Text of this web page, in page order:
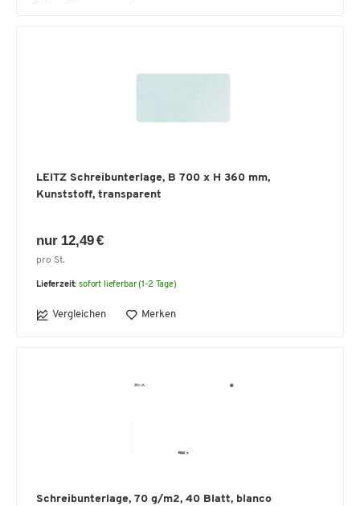
LEITZ Schreibunterlage, B 700 x H 360 mm,
Kunststoff, transparent
nur 12,49 €
pro St.
Lieferzeit: sofort lieferbar (1-2 Tage)
Vergleichen Merken
Schreibunterlage, 70 g/m2, 40 Blatt, blanco